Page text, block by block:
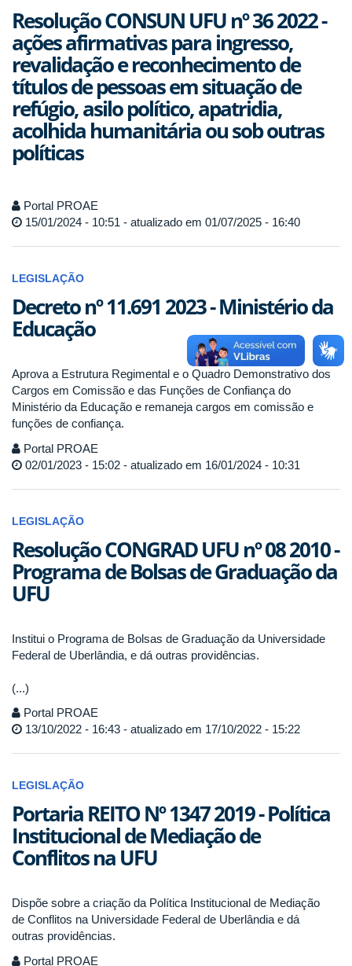
Resolução CONSUN UFU nº 36 2022 -
ações afirmativas para ingresso,
revalidação e reconhecimento de
títulos de pessoas em situação de
refúgio, asilo político, apatridia,
acolhida humanitária ou sob outras
políticas
Portal PROAE
15/01/2024 - 10:51 - atualizado em 01/07/2025 - 16:40
LEGISLAÇÃO
Decreto nº 11.691 2023 - Ministério da
Educação
Aprova a Estrutura Regimental e o Quadro Demonstrativo dos
Cargos em Comissão e das Funções de Confiança do
Ministério da Educação e remaneja cargos em comissão e
funções de confiança.
Portal PROAE
02/01/2023 - 15:02 - atualizado em 16/01/2024 - 10:31
LEGISLAÇÃO
Resolução CONGRAD UFU nº 08 2010 -
Programa de Bolsas de Graduação da
UFU
Institui o Programa de Bolsas de Graduação da Universidade
Federal de Uberlândia, e dá outras providências.
(...)
Portal PROAE
13/10/2022 - 16:43 - atualizado em 17/10/2022 - 15:22
LEGISLAÇÃO
Portaria REITO Nº 1347 2019 - Política
Institucional de Mediação de
Conflitos na UFU
Dispõe sobre a criação da Política Institucional de Mediação
de Conflitos na Universidade Federal de Uberlândia e dá
outras providências.
Portal PROAE